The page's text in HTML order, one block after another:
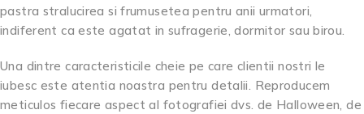
pastra stralucirea si frumusetea pentru anii urmatori,
indiferent ca este agatat in sufragerie, dormitor sau birou.
Una dintre caracteristicile cheie pe care clientii nostri le
iubesc este atentia noastra pentru detalii. Reproducem
meticulos fiecare aspect al fotografiei dvs. de Halloween, de